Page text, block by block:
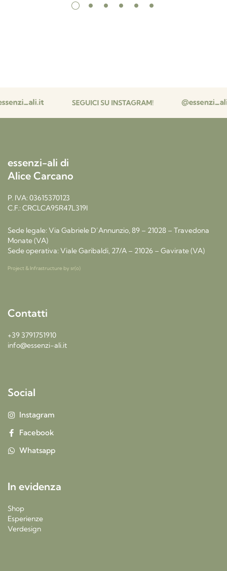
essenzi-ali di
Alice Carcano
P. IVA: 03615370123
C.F.: CRCLCA95R47L319I
Sede legale: Via Gabriele D’Annunzio, 89 – 21028 – Travedona
Monate (VA)
Sede operativa: Viale Garibaldi, 27/A – 21026 – Gavirate (VA)
Project & Infrastructure by sr(o)
Contatti
+39 3791751910
info@essenzi-ali.it
Social
Instagram
Facebook
Whatsapp
In evidenza
Shop
Esperienze
Verdesign